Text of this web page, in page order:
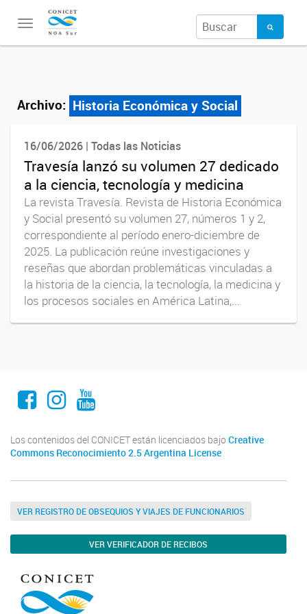
Toggle
navigation
Archivo: Historia Económica y Social
16/06/2026 | Todas las Noticias
Travesía lanzó su volumen 27 dedicado
a la ciencia, tecnología y medicina
La revista Travesía. Revista de Historia Económica
y Social presentó su volumen 27, números 1 y 2,
correspondiente al período enero-diciembre de
2025. La publicación reúne investigaciones y
reseñas que abordan problemáticas vinculadas a
la historia de la ciencia, la tecnología, la medicina y
los procesos sociales en América Latina,...
Facebook
Instagram
Youtube
Los contenidos del CONICET están licenciados bajo Creative
Commons Reconocimiento 2.5 Argentina License
VER REGISTRO DE OBSEQUIOS Y VIAJES DE FUNCIONARIOS
VER VERIFICADOR DE RECIBOS